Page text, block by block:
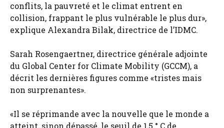
conflits, la pauvreté et le climat entrent en
collision, frappant le plus vulnérable le plus dur»,
explique Alexandra Bilak, directrice de l’IDMC.
Sarah Rosengaertner, directrice générale adjointe
du Global Center for Climate Mobility (GCCM), a
décrit les dernières figures comme «tristes mais
non surprenantes».
«Il se réprimande avec la nouvelle que le monde a